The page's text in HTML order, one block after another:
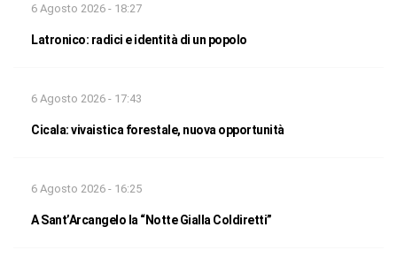
6 Agosto 2026 - 18:27
Latronico: radici e identità di un popolo
6 Agosto 2026 - 17:43
Cicala: vivaistica forestale, nuova opportunità
6 Agosto 2026 - 16:25
A Sant’Arcangelo la “Notte Gialla Coldiretti”